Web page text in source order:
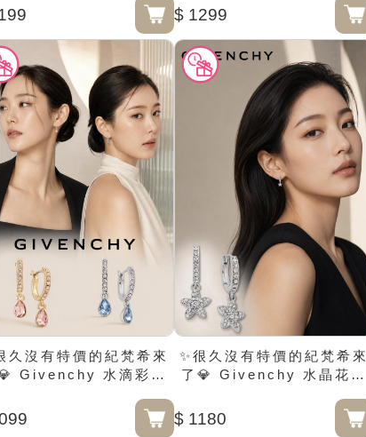
$ 1299
久沒有特價的紀梵希來
Givenchy 水滴彩晶
✨很久沒有特價的紀梵希來
了💎 Givenchy 水晶花朵
$ 1180